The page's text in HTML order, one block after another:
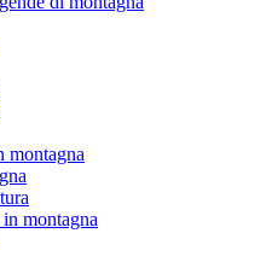
montagna
montagna